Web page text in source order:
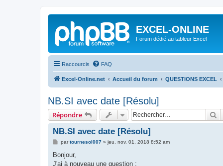
EXCEL-ONLINE
Forum dédié au tableur Excel
Raccourcis FAQ
Excel-Online.net Accueil du forum QUESTIONS EXCEL
NB.SI avec date [Résolu]
Répondre
NB.SI avec date [Résolu]
M
s
partournesol007» jeu. nov. 01, 2018 8:52 am
Bonjour,
J'ai à nouveau une question :